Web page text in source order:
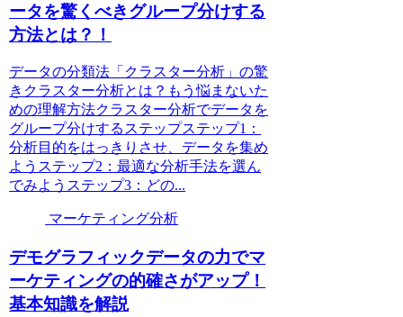
ータを驚くべきグループ分けする
方法とは？！
データの分類法「クラスター分析」の驚
きクラスター分析とは？もう悩まないた
めの理解方法クラスター分析でデータを
グループ分けするステップステップ1：
分析目的をはっきりさせ、データを集め
ようステップ2：最適な分析手法を選ん
でみようステップ3：どの...
マーケティング分析
デモグラフィックデータの力でマ
ーケティングの的確さがアップ！
基本知識を解説